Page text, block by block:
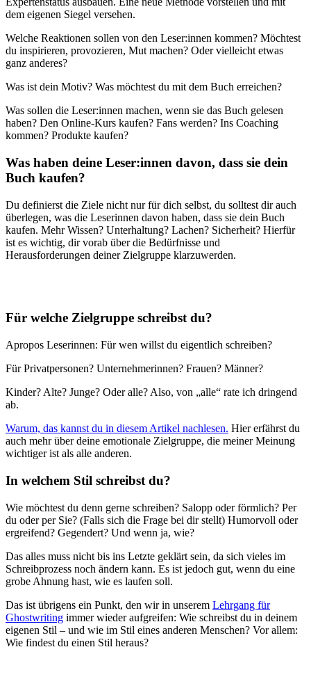
dem eigenen Siegel versehen.
Welche Reaktionen sollen von den Leser:innen kommen? Möchtest
du inspirieren, provozieren, Mut machen? Oder vielleicht etwas
ganz anderes?
Was ist dein Motiv? Was möchtest du mit dem Buch erreichen?
Was sollen die Leser:innen machen, wenn sie das Buch gelesen
haben? Den Online-Kurs kaufen? Fans werden? Ins Coaching
kommen? Produkte kaufen?
Was haben deine Leser:innen davon, dass sie dein
Buch kaufen?
Du definierst die Ziele nicht nur für dich selbst, du solltest dir auch
überlegen, was die Leserinnen davon haben, dass sie dein Buch
kaufen. Mehr Wissen? Unterhaltung? Lachen? Sicherheit? Hierfür
ist es wichtig, dir vorab über die Bedürfnisse und
Herausforderungen deiner Zielgruppe klarzuwerden.
Für welche Zielgruppe schreibst du?
Apropos Leserinnen: Für wen willst du eigentlich schreiben?
Für Privatpersonen? Unternehmerinnen? Frauen? Männer?
Kinder? Alte? Junge? Oder alle? Also, von „alle“ rate ich dringend
ab.
Warum, das kannst du in diesem Artikel nachlesen. Hier erfährst du
auch mehr über deine emotionale Zielgruppe, die meiner Meinung
wichtiger ist als alle anderen.
In welchem Stil schreibst du?
Wie möchtest du denn gerne schreiben? Salopp oder förmlich? Per
du oder per Sie? (Falls sich die Frage bei dir stellt) Humorvoll oder
ergreifend? Gegendert? Und wenn ja, wie?
Das alles muss nicht bis ins Letzte geklärt sein, da sich vieles im
Schreibprozess noch ändern kann. Es ist jedoch gut, wenn du eine
grobe Ahnung hast, wie es laufen soll.
Das ist übrigens ein Punkt, den wir in unserem Lehrgang für
Ghostwriting immer wieder aufgreifen: Wie schreibst du in deinem
eigenen Stil – und wie im Stil eines anderen Menschen? Vor allem:
Wie findest du einen Stil heraus?